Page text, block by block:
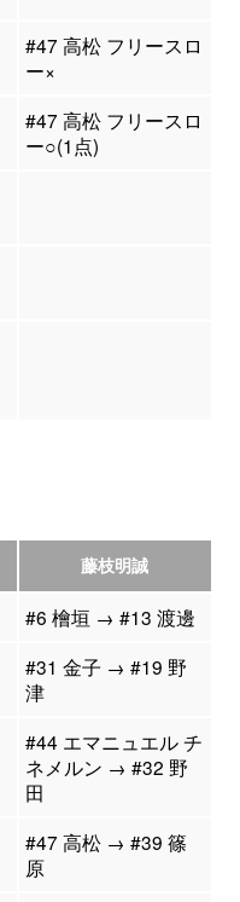
#47 高松 フリースロ
ー×
#47 高松 フリースロ
ー○(1点)
藤枝明誠
#6 檜垣 → #13 渡邊
#31 金子 → #19 野
津
#44 エマニュエル チ
ネメルン → #32 野
田
#47 高松 → #39 篠
原